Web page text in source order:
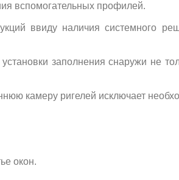
вспомогательных профилей.
ввиду наличия системного
заполнения снаружи не
камеру ригелей исключает
окон.